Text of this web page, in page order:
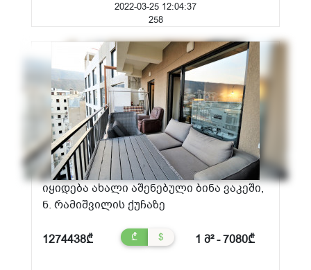
2022-03-25 12:04:37
258
იყიდება ახალი აშენებული ბინა ვაკეში,
ნ. რამიშვილის ქუჩაზე
1274438₾ ₾ $ 1 მ² - 7080₾